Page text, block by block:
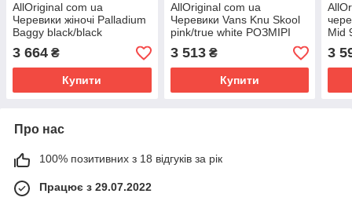
AllOriginal com ua
Черевики жіночі Palladium
Baggy black/black
РОЗМІРИ ЗАПИТУЙТЕ
3 664 ₴
Купити
AllOriginal com ua
Черевики Vans Knu Skool
pink/true white РОЗМІРІ
ЗАПІТУЙТЕ
3 513₴
Купити
Mid
3
Про нас
100% позитивних з 18 відгуків за рік
Працює з 29.07.2022